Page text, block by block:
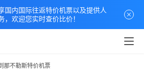
那不勒斯特价机票
国内国际往返特价机票以及提供人
，欢迎您实时查价比价！